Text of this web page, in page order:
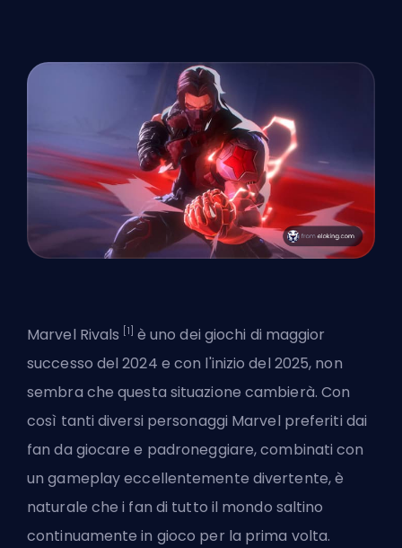
Marvel Rivals [1] è uno dei giochi di maggior
successo del 2024 e con l'inizio del 2025, non
sembra che questa situazione cambierà. Con
così tanti diversi personaggi Marvel preferiti dai
fan da giocare e padroneggiare, combinati con
un gameplay eccellentemente divertente, è
naturale che i fan di tutto il mondo saltino
continuamente in gioco per la prima volta.